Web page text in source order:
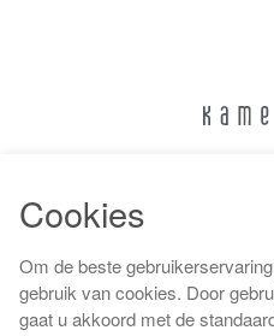
Algemene
Cookies
Om de beste
gebruik van cookies. Door
gaat u akkoord met de